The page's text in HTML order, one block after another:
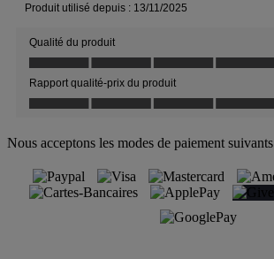
Nous acceptons les modes de paiement suivants